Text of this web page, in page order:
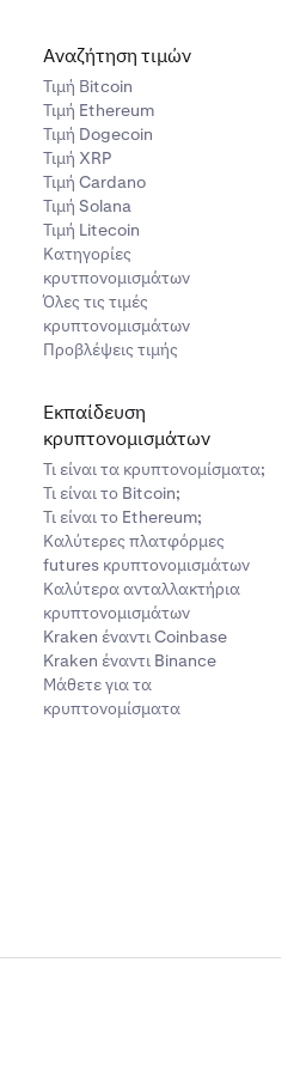
Αναζήτηση τιμών
Τιμή Βitcoin
Τιμή Ethereum
Τιμή Dogecoin
Τιμή XRP
Τιμή Cardano
Τιμή Solana
Τιμή Litecoin
Κατηγορίες
κρυτπονομισμάτων
Όλες τις τιμές
κρυπτονομισμάτων
Προβλέψεις τιμής
Εκπαίδευση
κρυπτονομισμάτων
Τι είναι τα κρυπτονομίσματα;
Τι είναι το Bitcoin;
Τι είναι το Ethereum;
Καλύτερες πλατφόρμες
futures κρυπτονομισμάτων
Καλύτερα ανταλλακτήρια
κρυπτονομισμάτων
Kraken έναντι Coinbase
Kraken έναντι Binance
Μάθετε για τα
κρυπτονομίσματα